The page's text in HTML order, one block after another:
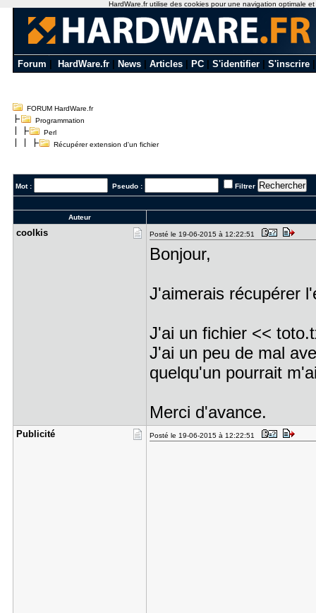
Forum HardWare.fr News Articles PC S'identifier S'inscrire
FORUM HardWare.fr
Programmation
Perl
Récupérer extension d'un fichier
Mot : Pseudo : Filtrer
Auteur
coolkis Posté le 19-06-2015 à 12:22:51
Bonjour,
J'aimerais récupérer
J'ai un fichier <<
J'ai un peu de mal
quelqu'un pourrait
Merci d'avance.
Publicité Posté le 19-06-2015 à 12:22:51
HardWare.fr utilise des cookies pour une navigation optimale